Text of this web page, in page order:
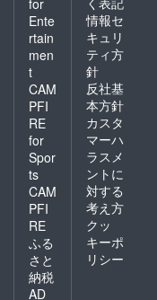
for
Ente
rtain
men
t
CAM
PFI
RE
for
Spor
ts
CAM
PFI
RE
ふる
さと
納税
AD
情報セ
キュリ
ティ方
針
反社基
本方針
カスタ
マーハ
ラスメ
ントに
対する
考え方
クッ
キーポ
リシー